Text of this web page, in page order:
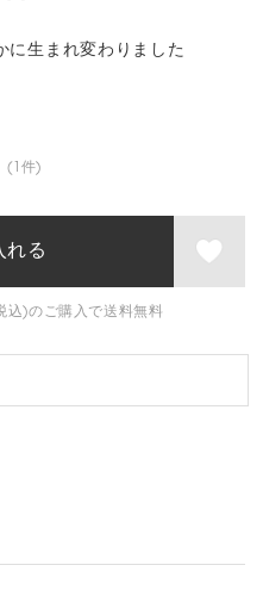
に生まれ変わりました
)のご購入で送料無料
(1件)